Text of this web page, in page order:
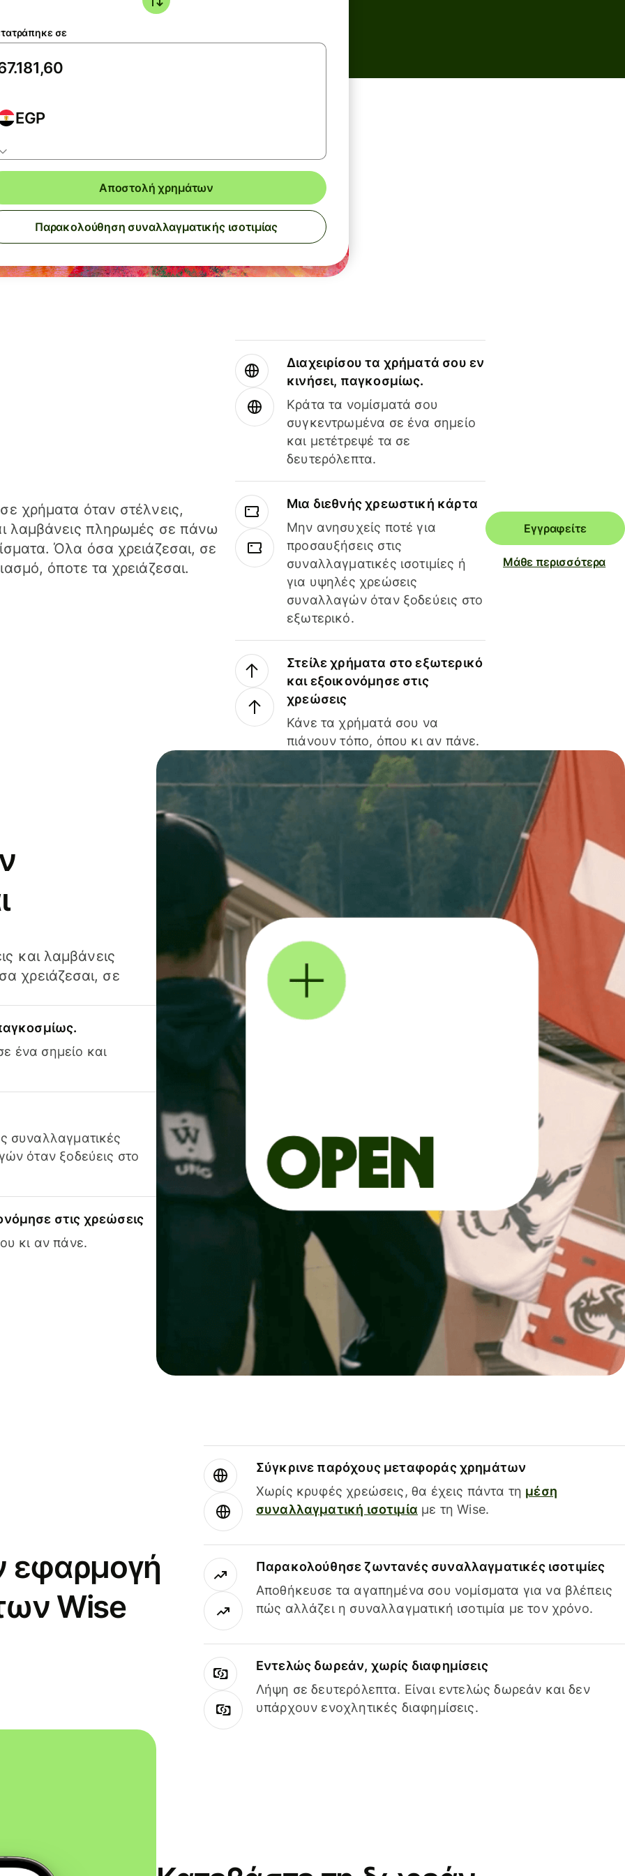
σε
EGP
Αποστολή χρημάτων
Παρακολούθηση συναλλαγματικής ισοτιμίας
χρήματα όταν στέλνεις,
λαμβάνεις πληρωμές σε πάνω
Όλα όσα χρειάζεσαι, σε
όποτε τα χρειάζεσαι.
Διαχειρίσου τα χρήματά σου εν
κινήσει, παγκοσμίως.
Κράτα τα νομίσματά σου
συγκεντρωμένα σε ένα σημείο
και μετέτρεψέ τα σε
δευτερόλεπτα.
Μια διεθνής χρεωστική κάρτα
Μην ανησυχείς ποτέ για
προσαυξήσεις στις
συναλλαγματικές ισοτιμίες ή
για υψηλές χρεώσεις
συναλλαγών όταν ξοδεύεις στο
εξωτερικό.
Στείλε χρήματα στο εξωτερικό
και εξοικονόμησε στις
χρεώσεις
Κάνε τα χρήματά σου να
πιάνουν τόπο, όπου κι αν πάνε.
Εγγραφείτε
Μάθε περισσότερα
και λαμβάνεις
χρειάζεσαι, σε
ένα σημείο και
συναλλαγματικές
όταν ξοδεύεις στο
στις χρεώσεις
κι αν πάνε.
εφαρμογή
Wise
Σύγκρινε παρόχους μεταφοράς χρημάτων
Χωρίς κρυφές χρεώσεις, θα έχεις πάντα τη μέση
συναλλαγματική ισοτιμία με τη Wise.
Παρακολούθησε ζωντανές συναλλαγματικές ισοτιμίες
Αποθήκευσε τα αγαπημένα σου νομίσματα για να βλέπεις
πώς αλλάζει η συναλλαγματική ισοτιμία με τον χρόνο.
Εντελώς δωρεάν, χωρίς διαφημίσεις
Λήψη σε δευτερόλεπτα. Είναι εντελώς δωρεάν και δεν
υπάρχουν ενοχλητικές διαφημίσεις.